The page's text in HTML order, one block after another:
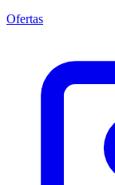
Ofertas